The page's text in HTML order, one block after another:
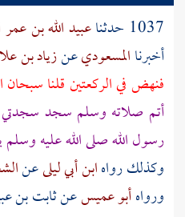
1037 حدثنا عبيد الله بن
أخبرناالمسعوديعنزياد بن
فنهض في الركعتين قلنا
أتم صلاته وسلم سجد سجدتي
رسول الله صلى الله عليه
وكذلك رواهابن أبي ليلىعن
ورواهأبو عميسعنثابت بن